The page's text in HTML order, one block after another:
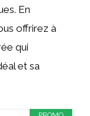
En
offrirez à
qui
et sa